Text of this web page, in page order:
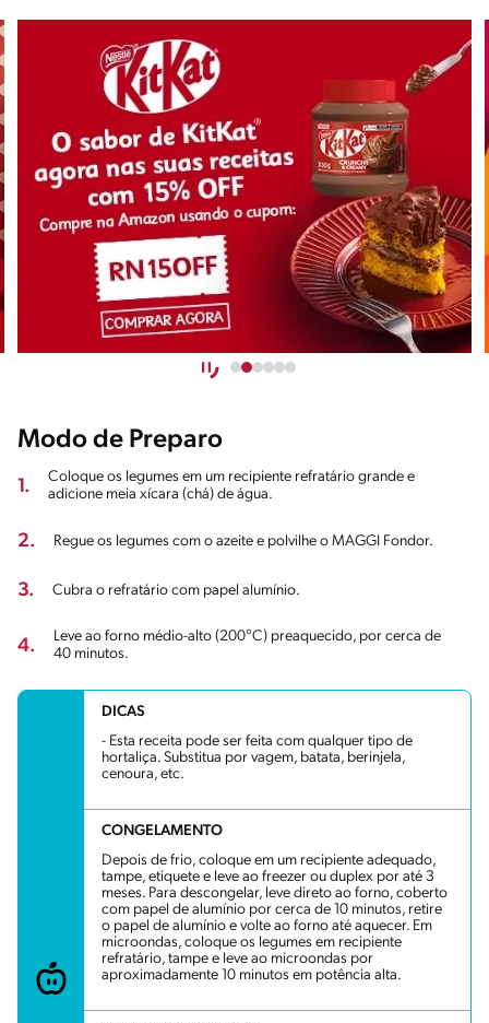
Modo de Preparo
1.
Coloque os legumes em um recipiente refratário grande e
adicione meia xícara (chá) de água.
2. Regue os legumes com o azeite e polvilhe o MAGGI Fondor.
3. Cubra o refratário com papel alumínio.
4.
Leve ao forno médio-alto (200°C) preaquecido, por cerca de
40 minutos.
DICAS
- Esta receita pode ser feita com qualquer tipo de
hortaliça. Substitua por vagem, batata, berinjela,
cenoura, etc.
CONGELAMENTO
Depois de frio, coloque em um recipiente adequado,
tampe, etiquete e leve ao freezer ou duplex por até 3
meses. Para descongelar, leve direto ao forno, coberto
com papel de alumínio por cerca de 10 minutos, retire
o papel de alumínio e volte ao forno até aquecer. Em
microondas, coloque os legumes em recipiente
refratário, tampe e leve ao microondas por
aproximadamente 10 minutos em potência alta.